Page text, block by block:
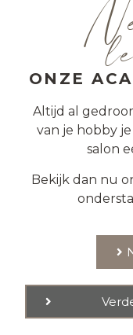
*
Ik ga akkoord
de Privacy
Ik ben akoord
ONZE
Altijd al
van je hobby
salon
Bekijk dan nu